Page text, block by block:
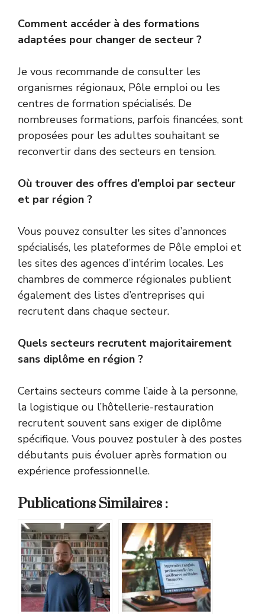
Comment accéder à des formations
adaptées pour changer de secteur ?
Je vous recommande de consulter les
organismes régionaux, Pôle emploi ou les
centres de formation spécialisés. De
nombreuses formations, parfois financées, sont
proposées pour les adultes souhaitant se
reconvertir dans des secteurs en tension.
Où trouver des offres d’emploi par secteur
et par région ?
Vous pouvez consulter les sites d’annonces
spécialisés, les plateformes de Pôle emploi et
les sites des agences d’intérim locales. Les
chambres de commerce régionales publient
également des listes d’entreprises qui
recrutent dans chaque secteur.
Quels secteurs recrutent majoritairement
sans diplôme en région ?
Certains secteurs comme l’aide à la personne,
la logistique ou l’hôtellerie-restauration
recrutent souvent sans exiger de diplôme
spécifique. Vous pouvez postuler à des postes
débutants puis évoluer après formation ou
expérience professionnelle.
Publications Similaires :